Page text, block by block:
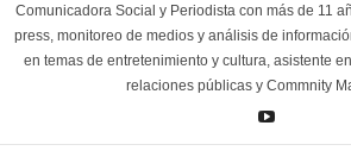
Comunicadora Social y Periodista con más de 11
press, monitoreo de medios y análisis de
en temas de entretenimiento y cultura, asistente
relaciones públicas y Commnity